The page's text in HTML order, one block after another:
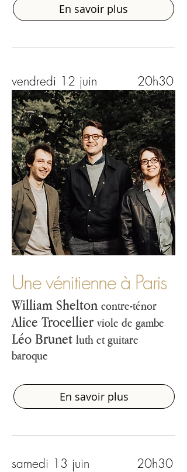
En savoir plus
vendredi 12 juin 20h30
Une vénitienne à Paris
William Shelton contre-ténor
Alice Trocellier viole de gambe
Léo Brunet luth et guitare
baroque
En savoir plus
samedi 13 juin 20h30